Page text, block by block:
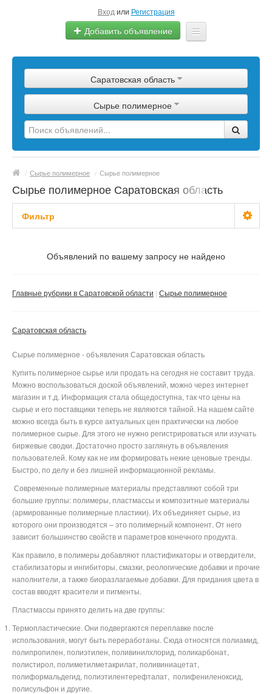
Вход или Регистрация
Добавить объявление
Сырье
Изделия
Оборудование
Еще
Саратовская область
Сырье полимерное
/ Сырье полимерное / Сырье полимерное
Сырье полимерное Саратовская область
Фильтр
Объявлений по вашему запросу не найдено
Главные рубрики в Саратовской области Сырье полимерное
Саратовская область
Сырье полимерное - объявления Саратовская область
Купить полимерное сырье или продать на сегодня не составит труда.
Можно воспользоваться доской объявлений, можно через интернет
магазин и т.д. Информация стала общедоступна, так что цены на
сырье и его поставщики теперь не являются тайной. На нашем сайте
можно всегда быть в курсе актуальных цен практически на любое
полимерное сырье. Для этого не нужно регистрироваться или изучать
биржевые сводки. Достаточно просто заглянуть в объявления
пользователей. Кому как не им формировать некие ценовые тренды.
Быстро, по делу и без лишней информационной рекламы.
Современные полимерные материалы представляют собой три
большие группы: полимеры, пластмассы и композитные материалы
(армированные полимерные пластики). Их объединяет сырье, из
которого они производятся – это полимерный компонент. От него
зависит большинство свойств и параметров конечного продукта.
Как правило, в полимеры добавляют пластификаторы и отвердители,
стабилизаторы и ингибиторы, смазки, реологические добавки и прочие
наполнители, а также биоразлагаемые добавки. Для придания цвета в
состав вводят красители и пигменты.
Пластмассы принято делить на две группы:
Термопластические. Они подвергаются переплавке после
использования, могут быть переработаны. Сюда относятся полиамид,
полипропилен, полиэтилен, поливинилхлорид, поликарбонат,
полистирол, полиметилметакрилат, поливиниацетат,
полиформальдегид, полиэтилентерефталат, полифениленоксид,
полисульфон и другие.